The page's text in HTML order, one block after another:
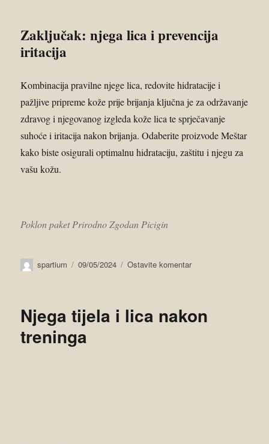
Zaključak: njega lica i prevencija
iritacija
Kombinacija pravilne njege lica, redovite hidratacije i
pažljive pripreme kože prije brijanja ključna je za održavanje
zdravog i njegovanog izgleda kože lica te sprječavanje
suhoće i iritacija nakon brijanja. Odaberite proizvode Meštar
kako biste osigurali optimalnu hidrataciju, zaštitu i njegu za
vašu kožu.
Poklon paket Prirodno Zgodan Picigin
spartium 09/05/2024 Ostavite komentar
Njega tijela i lica nakon
treninga